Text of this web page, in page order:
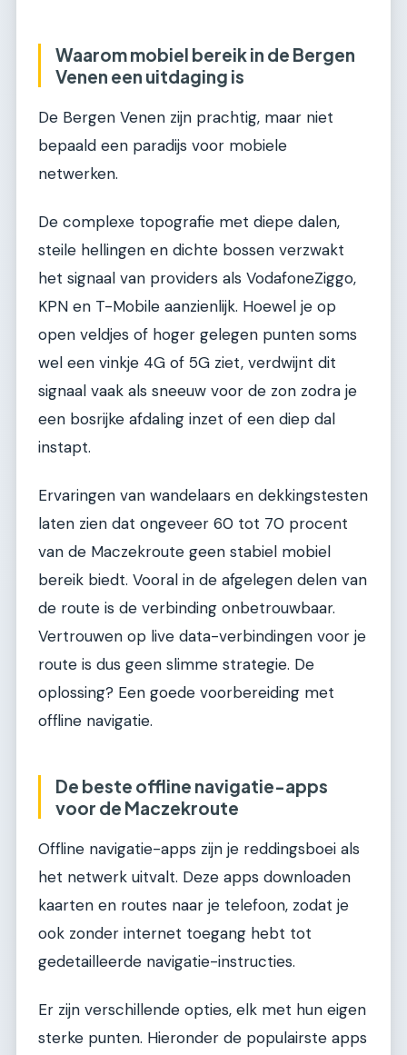
Waarom mobiel bereik in de Bergen
Venen een uitdaging is
De Bergen Venen zijn prachtig, maar niet
bepaald een paradijs voor mobiele
netwerken.
De complexe topografie met diepe dalen,
steile hellingen en dichte bossen verzwakt
het signaal van providers als VodafoneZiggo,
KPN en T-Mobile aanzienlijk. Hoewel je op
open veldjes of hoger gelegen punten soms
wel een vinkje 4G of 5G ziet, verdwijnt dit
signaal vaak als sneeuw voor de zon zodra je
een bosrijke afdaling inzet of een diep dal
instapt.
Ervaringen van wandelaars en dekkingstesten
laten zien dat ongeveer 60 tot 70 procent
van de Maczekroute geen stabiel mobiel
bereik biedt. Vooral in de afgelegen delen van
de route is de verbinding onbetrouwbaar.
Vertrouwen op live data-verbindingen voor je
route is dus geen slimme strategie. De
oplossing? Een goede voorbereiding met
offline navigatie.
De beste offline navigatie-apps
voor de Maczekroute
Offline navigatie-apps zijn je reddingsboei als
het netwerk uitvalt. Deze apps downloaden
kaarten en routes naar je telefoon, zodat je
ook zonder internet toegang hebt tot
gedetailleerde navigatie-instructies.
Er zijn verschillende opties, elk met hun eigen
sterke punten. Hieronder de populairste apps